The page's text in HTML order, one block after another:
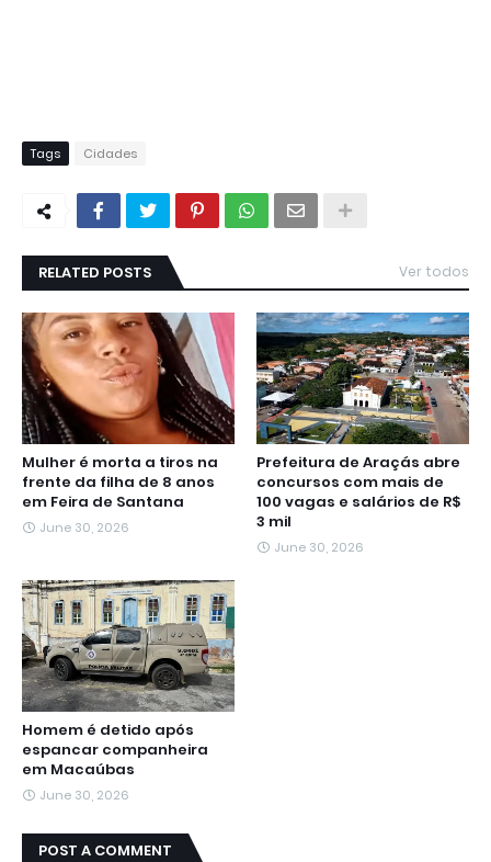
Tags Cidades
RELATED POSTS Ver todos
Mulher é morta a tiros na
frente da filha de 8 anos
em Feira de Santana
June 30, 2026
Prefeitura de Araçás abre
concursos com mais de
100 vagas e salários de R$
3 mil
June 30, 2026
Homem é detido após
espancar companheira
em Macaúbas
June 30, 2026
POST A COMMENT